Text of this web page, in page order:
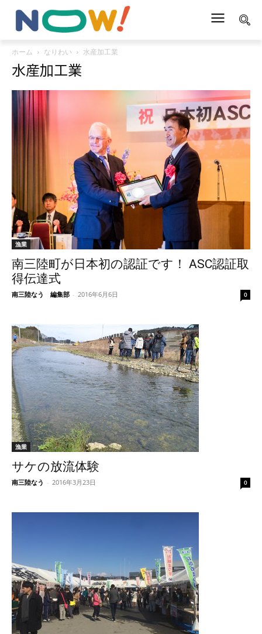
ホーム なりわい 水産加工業
水産加工業
漁業
南三陸町が日本初の認証です！ ASC認証取
得伝達式
南三陸なう 編集部 - 2016年6月6日 0
漁業
サケの放流体験
南三陸なう - 2016年3月23日 0